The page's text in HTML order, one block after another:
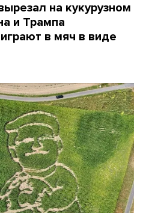
на кукурузном
и Трампа
в мяч в виде